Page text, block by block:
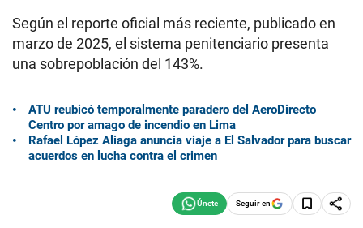
Según el reporte oficial más reciente, publicado en
marzo de 2025, el sistema penitenciario presenta
una sobrepoblación del 143%.
ATU reubicó temporalmente paradero del AeroDirecto
Centro por amago de incendio en Lima
Rafael López Aliaga anuncia viaje a El Salvador para buscar
acuerdos en lucha contra el crimen
Seguir en